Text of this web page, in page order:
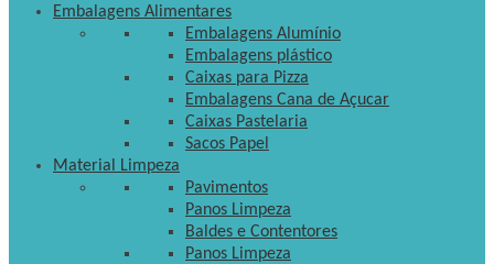
Embalagens Alimentares
Embalagens Alumínio
Embalagens plástico
Caixas para Pizza
Embalagens Cana de Açucar
Caixas Pastelaria
Sacos Papel
Material Limpeza
Pavimentos
Panos Limpeza
Baldes e Contentores
Panos Limpeza